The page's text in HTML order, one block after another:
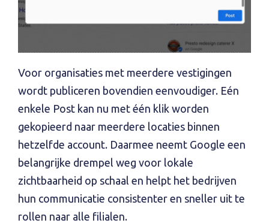
Voor organisaties met meerdere vestigingen
wordt publiceren bovendien eenvoudiger. Eén
enkele Post kan nu met één klik worden
gekopieerd naar meerdere locaties binnen
hetzelfde account. Daarmee neemt Google een
belangrijke drempel weg voor lokale
zichtbaarheid op schaal en helpt het bedrijven
hun communicatie consistenter en sneller uit te
rollen naar alle filialen.